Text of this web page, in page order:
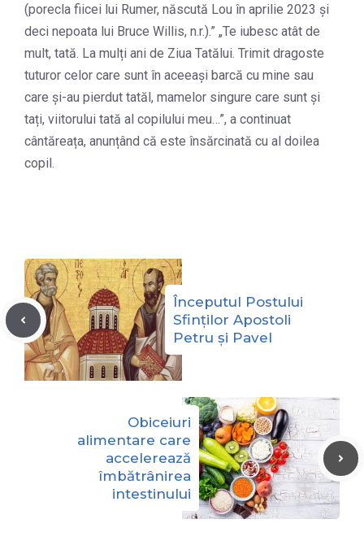
(porecla fiicei lui Rumer, născută Lou în aprilie 2023 și
deci nepoata lui Bruce Willis, n.r.).” „Te iubesc atât de
mult, tată. La mulți ani de Ziua Tatălui. Trimit dragoste
tuturor celor care sunt în aceeași barcă cu mine sau
care și-au pierdut tatăl, mamelor singure care sunt și
tați, viitorului tată al copilului meu…”, a continuat
cântăreața, anunțând că este însărcinată cu al doilea
copil.
Începutul Postului
Sfinților Apostoli
Petru și Pavel
Obiceiuri
alimentare care
accelerează
îmbătrânirea
intestinului